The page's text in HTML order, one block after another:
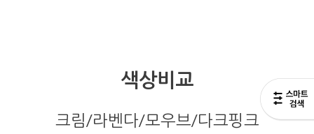
색상비교
크림/라벤다/모우브/다크핑크